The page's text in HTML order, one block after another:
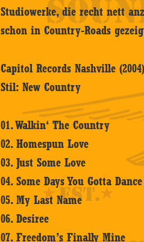
Studiowerke, die recht nett
schon in Country-Roads
Capitol Records Nashville (2004)
Stil: New Country
01. Walkin‘ The Country
02. Homespun Love
03. Just Some Love
04. Some Days You Gotta Dance
05. My Last Name
06. Desiree
07. Freedom’s Finally Mine